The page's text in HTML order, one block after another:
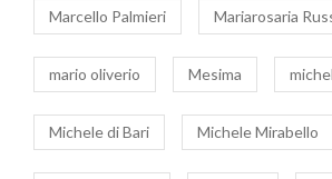
Marcello Palmieri Mariarosaria
mario oliverio Mesima
Michele di Bari Michele Mirabello